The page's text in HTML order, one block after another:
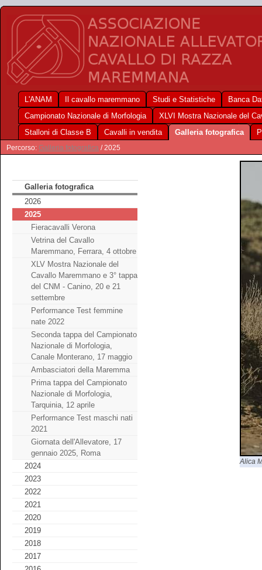
L'ANAM Il cavallo maremmano Studi e Statistiche
Banca
Campionato Nazionale di Morfologia
XLVI Mostra Nazionale del
Stalloni di Classe B
Cavalli in vendita Galleria fotografica
Percorso: Galleria fotografica / 2025
Galleria fotografica
2026
2025
Fieracavalli Verona
Vetrina del Cavallo
Maremmano, Ferrara, 4 ottobre
XLV Mostra Nazionale del
Cavallo Maremmano e 3° tappa
del CNM - Canino, 20 e 21
settembre
Performance Test femmine
nate 2022
Seconda tappa del Campionato
Nazionale di Morfologia,
Canale Monterano, 17 maggio
Ambasciatori della Maremma
Prima tappa del Campionato
Nazionale di Morfologia,
Tarquinia, 12 aprile
Performance Test maschi nati
2021
Giornata dell'Allevatore, 17
gennaio 2025, Roma
2024
2023
2022
2021
2020
2019
2018
2017
Alica